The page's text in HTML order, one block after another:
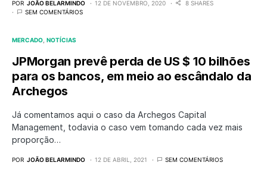
POR JOÃO BELARMINDO 12 DE NOVEMBRO, 2020
8 SHARES
SEM COMENTÁRIOS
MERCADO NOTÍCIAS
JPMorgan prevê perda de US $ 10 bilhões
para os bancos, em meio ao escândalo da
Archegos
Já comentamos aqui o caso da Archegos Capital
Management, todavia o caso vem tomando cada vez mais
proporção…
POR JOÃO BELARMINDO 12 DE ABRIL, 2021 SEM COMENTÁRIOS